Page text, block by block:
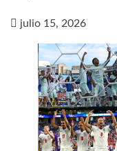
julio 15, 2026